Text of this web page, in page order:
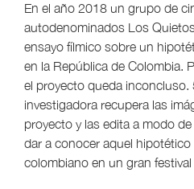
En el año 2018 un grupo de
autodenominados Los
ensayo fílmico sobre un
en la República de Colombia.
el proyecto queda
investigadora recupera las
proyecto y las edita a modo
dar a conocer aquel
colombiano en un gran festival